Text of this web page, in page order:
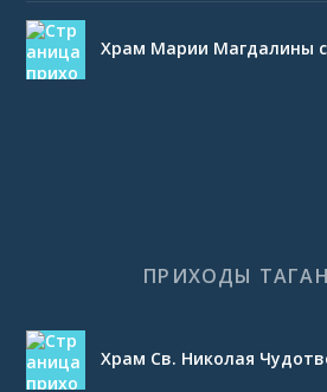
Храм Марии Магдалины
ПРИХОДЫ
Храм Св. Николая